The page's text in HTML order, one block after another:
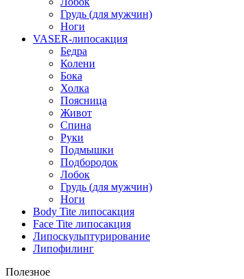
Грудь (для мужчин)
Ноги
VASER-липосакция
Бедра
Колени
Бока
Холка
Поясница
Живот
Спина
Руки
Подмышки
Подбородок
Лобок
Грудь (для мужчин)
Ноги
Body Tite липосакция
Face Tite липосакция
Липоскульптурирование
Липофилинг
Полезное